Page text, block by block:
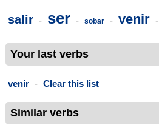
salir - ser - sobar - venir -
Your last verbs
venir - Clear this list
Similar verbs